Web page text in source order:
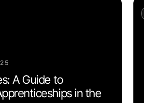
A Guide to
in the